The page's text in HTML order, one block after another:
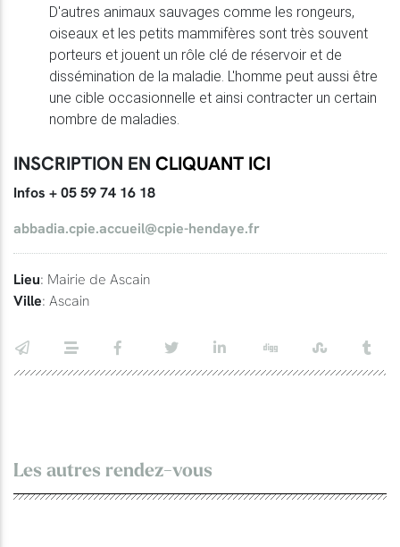
D'autres animaux sauvages comme les rongeurs,
oiseaux et les petits mammifères sont très souvent
porteurs et jouent un rôle clé de réservoir et de
dissémination de la maladie. L'homme peut aussi être
une cible occasionnelle et ainsi contracter un certain
nombre de maladies.
INSCRIPTION EN CLIQUANT ICI
Infos + 05 59 74 16 18
abbadia.cpie.accueil@cpie-hendaye.fr
Lieu: Mairie de Ascain
Ville: Ascain
Les autres rendez-vous